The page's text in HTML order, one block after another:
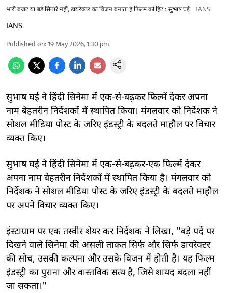
भारी बजट या बड़े सितारे नहीं, डायरेक्टर का विजन बनाता है फिल्म को हिट : सुभाष घई IANS
IANS
Published on:19 May 2026, 1:30 pm
सुभाष घई ने हिंदी सिनेमा में एक-से-बढ़कर फिल्में देकर अपना
नाम बेहतरीन निर्देशकों में स्थापित किया। मंगलवार को निर्देशक ने
सोशल मीडिया पोस्ट के जरिए इंडस्ट्री के बदलते माहौल पर विचार
व्यक्त किए।
सुभाष घई ने हिंदी सिनेमा में एक-से-बढ़कर-एक फिल्में देकर
अपना नाम बेहतरीन निर्देशकों में स्थापित किया है। मंगलवार को
निर्देशक ने सोशल मीडिया पोस्ट के जरिए इंडस्ट्री के बदलते माहौल
पर अपने विचार व्यक्त किए।
इंस्टाग्राम पर एक तस्वीर शेयर कर निर्देशक ने लिखा, "बड़े पर्दे पर
दिखने वाले सिनेमा की असली ताकत सिर्फ और सिर्फ डायरेक्टर
की सोच, उसकी कल्पना और उसके विजन में होती है। यह फिल्म
इंडस्ट्री का पुराना और वास्तविक सत्य है, जिसे शायद बदला नहीं
जा सकता।"